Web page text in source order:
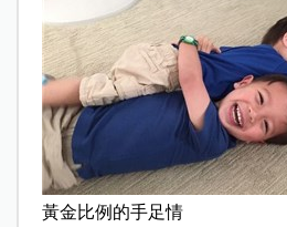
黃金比例的手足情